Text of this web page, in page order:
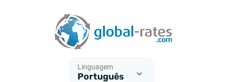
Linguagem
Português
O que é a inflação do IPC?
O que é a inflação do IHPC?
Taxas Euribor históricas
Taxas ESTER históricas
Calculadora de inflação